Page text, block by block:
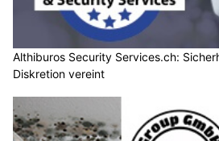
Althiburos Security Services.ch:
Diskretion vereint